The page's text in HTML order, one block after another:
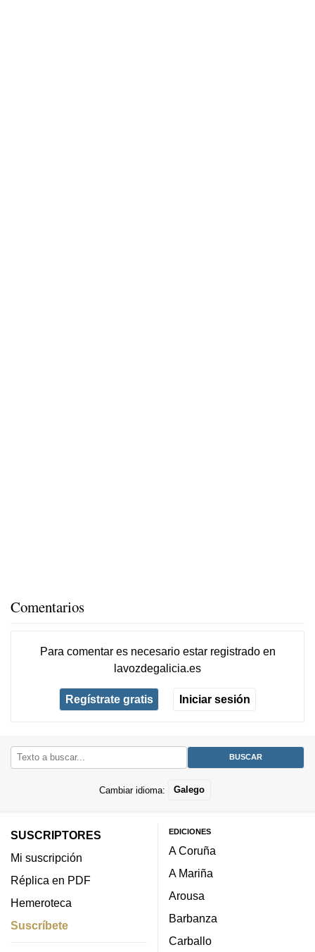
Comentarios
Para comentar es necesario estar registradoen
lavozdegalicia.es
Regístrate gratis Iniciar sesión
Cambiar idioma: Galego
SUSCRIPTORES
Mi suscripción
Réplica en PDF
Hemeroteca
Suscríbete
EDICIONES
A Coruña
A Mariña
Arousa
Barbanza
Carballo